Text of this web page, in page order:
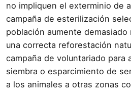
no impliquen el exterminio de
campaña de esterilización
población aumente
una correcta reforestación
campaña de voluntariado para
siembra o esparcimiento de
a los animales a otras zonas